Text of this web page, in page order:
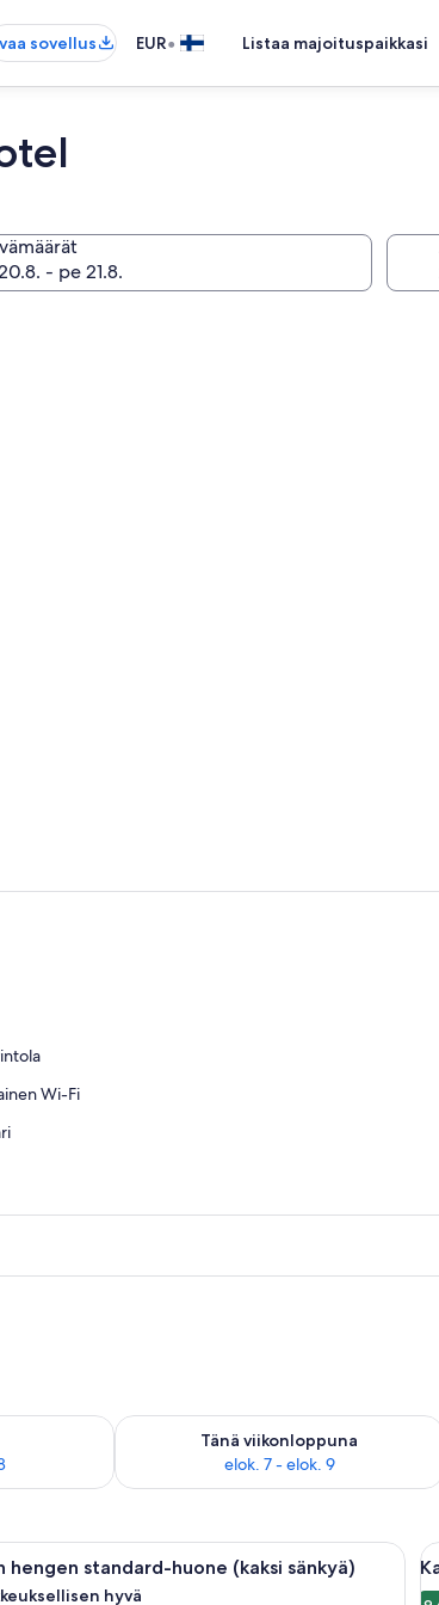
sovellus EUR• Listaa majoituspaikkasi
Wi-Fi
elok. 7 - elok. 8
Tänä viikonloppuna
elok. 7 - elok. 9
Tarkista tämän viikonlopun saatavuus
yöpöytää, ikkuna verhoilla ja näkymä ulos.
Hotellihuone, jossa on suuri sänky,
hengen standard-huone (kaksi sänkyä)
hyvä